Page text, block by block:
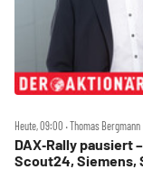
Heute, 09:00 ‧ Thomas Bergmann
DAX‑Rally pausiert
Scout24, Siemens,